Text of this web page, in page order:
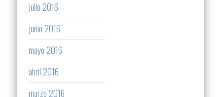
julio 2016
junio 2016
mayo 2016
abril 2016
marzo 2016